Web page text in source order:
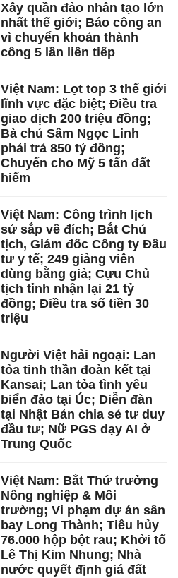
Xây quần đảo nhân tạo lớn
nhất thế giới; Báo công an
vì chuyển khoản thành
công 5 lần liên tiếp
Việt Nam: Lọt top 3 thế giới
lĩnh vực đặc biệt; Điều tra
giao dịch 200 triệu đồng;
Bà chủ Sâm Ngọc Linh
phải trả 850 tỷ đồng;
Chuyển cho Mỹ 5 tấn đất
hiếm
Việt Nam: Công trình lịch
sử sắp về đích; Bắt Chủ
tịch, Giám đốc Công ty Đầu
tư y tế; 249 giảng viên
dùng bằng giả; Cựu Chủ
tịch tỉnh nhận lại 21 tỷ
đồng; Điều tra số tiền 30
triệu
Người Việt hải ngoại: Lan
tỏa tinh thần đoàn kết tại
Kansai; Lan tỏa tình yêu
biển đảo tại Úc; Diễn đàn
tại Nhật Bản chia sẻ tư duy
đầu tư; Nữ PGS dạy AI ở
Trung Quốc
Việt Nam: Bắt Thứ trưởng
Nông nghiệp & Môi
trường; Vi phạm dự án sân
bay Long Thành; Tiêu hủy
76.000 hộp bột rau; Khởi tố
Lê Thị Kim Nhung; Nhà
nước quyết định giá đất